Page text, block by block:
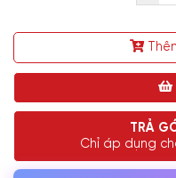
TRẢ
Chỉ áp dụng